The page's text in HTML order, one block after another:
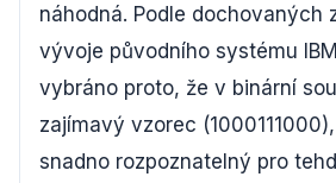
náhodná. Podle dochovaných
vývoje původního systému
vybráno proto, že v binární
zajímavý vzorec
snadno rozpoznatelný pro